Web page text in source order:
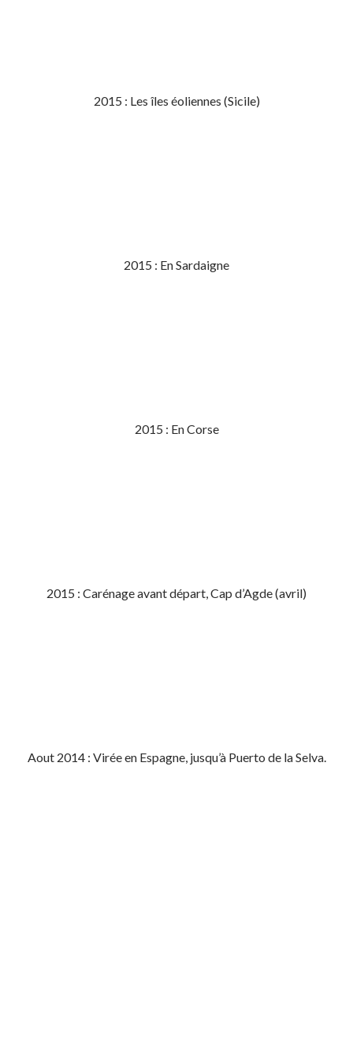
2015 : Les îles éoliennes (Sicile)
2015 : En Sardaigne
2015 : En Corse
2015 : Carénage avant départ, Cap d’Agde (avril)
Aout 2014 : Virée en Espagne, jusqu’à Puerto de la Selva.